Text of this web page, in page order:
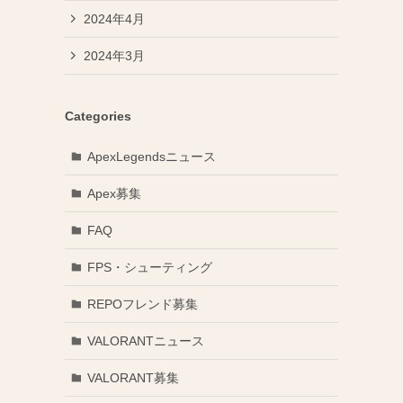
2024年4月
2024年3月
Categories
ApexLegendsニュース
Apex募集
FAQ
FPS・シューティング
REPOフレンド募集
VALORANTニュース
VALORANT募集